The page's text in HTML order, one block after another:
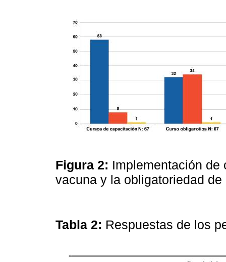
Figura 2: Implementación de
vacuna y la obligatoriedad
Tabla 2: Respuestas de los